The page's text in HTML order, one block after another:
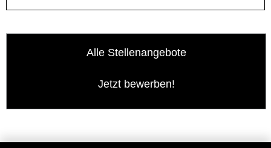
Alle Stellenangebote
Jetzt bewerben!